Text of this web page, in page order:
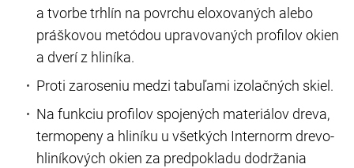
a tvorbe trhlín na povrchu eloxovaných alebo
práškovou metódou upravovaných profilov okien
a dverí z hliníka.
Proti zaroseniu medzi tabuľami izolačných skiel.
Na funkciu profilov spojených materiálov dreva,
termopeny a hliníku u všetkých Internorm drevo-
hliníkových okien za predpokladu dodržania